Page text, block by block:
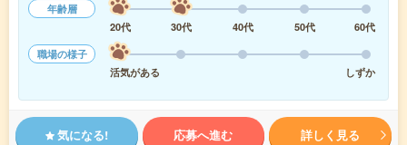
年齢層
20代
30代 40代 50代
60代
職場の様子
活気がある
しずか
気になる! 応募へ進む 詳しく見る